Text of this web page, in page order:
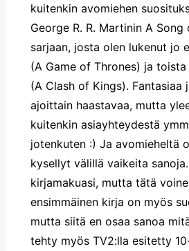
kuitenkin avomiehen
George R. R. Martinin A
sarjaan, josta olen lukenut jo
(A Game of Thrones) ja
(A Clash of Kings). Fantasiaa
ajoittain haastavaa, mutta
kuitenkin asiayhteydestä
jotenkuten :) Ja avomieheltä
kysellyt välillä vaikeita
kirjamakuasi, mutta tätä
ensimmäinen kirja on myös
mutta siitä en osaa sanoa
tehty myös TV2:lla esitetty